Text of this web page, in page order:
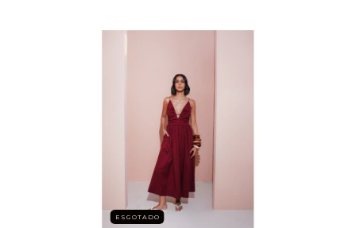
ESGOTADO